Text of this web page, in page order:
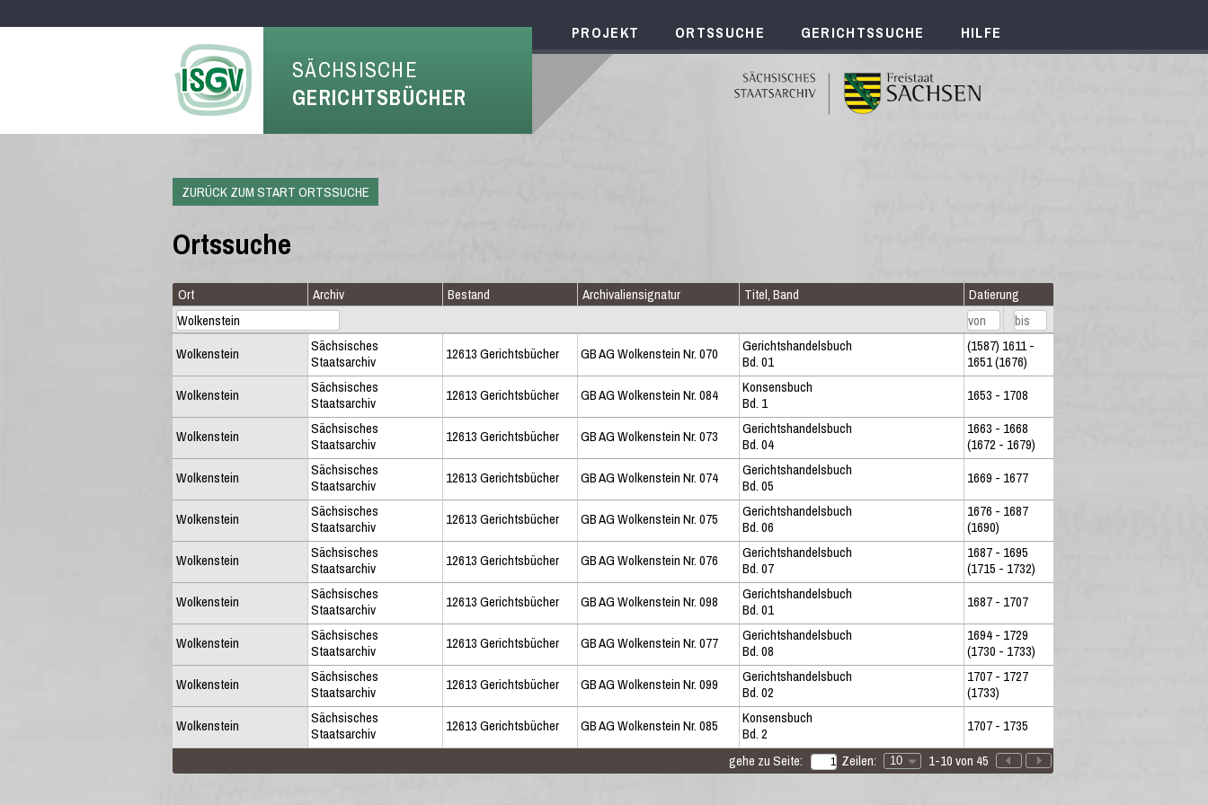
SÄCHSISCHE
GERICHTSBÜCHER
PROJEKT ORTSSUCHE GERICHTSSUCHE HILFE
ZURÜCK ZUM START ORTSSUCHE
Ortssuche
Ort Archiv Bestand Archivaliensignatur Titel, Band Datierung
Wolkenstein
Sächsisches
Staatsarchiv
12613 Gerichtsbücher GB AG Wolkenstein Nr. 070
Gerichtshandelsbuch
Bd. 01
(1587) 1611 -
1651 (1676)
Wolkenstein
Sächsisches
Staatsarchiv
12613 Gerichtsbücher GB AG Wolkenstein Nr. 084
Konsensbuch
Bd. 1
1653 - 1708
Wolkenstein
Sächsisches
Staatsarchiv
12613 Gerichtsbücher GB AG Wolkenstein Nr. 073
Gerichtshandelsbuch
Bd. 04
1663 - 1668
(1672 - 1679)
Wolkenstein
Sächsisches
Staatsarchiv
12613 Gerichtsbücher GB AG Wolkenstein Nr. 074
Gerichtshandelsbuch
Bd. 05
1669 - 1677
Wolkenstein
Sächsisches
Staatsarchiv
12613 Gerichtsbücher GB AG Wolkenstein Nr. 075
Gerichtshandelsbuch
Bd. 06
1676 - 1687
(1690)
Wolkenstein
Sächsisches
Staatsarchiv
12613 Gerichtsbücher GB AG Wolkenstein Nr. 076
Gerichtshandelsbuch
Bd. 07
1687 - 1695
(1715 - 1732)
Wolkenstein
Sächsisches
Staatsarchiv
12613 Gerichtsbücher GB AG Wolkenstein Nr. 098
Gerichtshandelsbuch
Bd. 01
1687 - 1707
Wolkenstein
Sächsisches
Staatsarchiv
12613 Gerichtsbücher GB AG Wolkenstein Nr. 077
Gerichtshandelsbuch
Bd. 08
1694 - 1729
(1730 - 1733)
Wolkenstein
Sächsisches
Staatsarchiv
12613 Gerichtsbücher GB AG Wolkenstein Nr. 099
Gerichtshandelsbuch
Bd. 02
1707 - 1727
(1733)
Wolkenstein
Sächsisches
Staatsarchiv
12613 Gerichtsbücher GB AG Wolkenstein Nr. 085
Konsensbuch
Bd. 2
1707 - 1735
1-10 von 45
10
Zeilen:
gehe zu Seite: